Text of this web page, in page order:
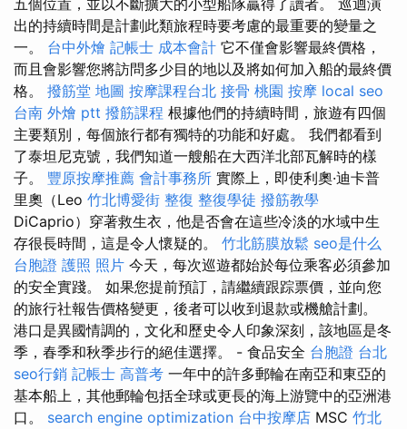
五個位置，並以不斷擴大的小型船隊贏得了讀者。 巡迴演
出的持續時間是計劃此類旅程時要考慮的最重要的變量之
一。 台中外燴 記帳士 成本會計 它不僅會影響最終價格，
而且會影響您將訪問多少目的地以及將如何加入船的最終價
格。 撥筋堂 地圖 按摩課程台北 接骨 桃園 按摩 local seo
台南 外燴 ptt 撥筋課程 根據他們的持續時間，旅遊有四個
主要類別，每個旅行都有獨特的功能和好處。 我們都看到
了泰坦尼克號，我們知道一艘船在大西洋北部瓦解時的樣
子。 豐原按摩推薦 會計事務所 實際上，即使利奧·迪卡普
里奧（Leo 竹北博愛街 整復 整復學徒 撥筋教學
DiCaprio）穿著救生衣，他是否會在這些冷淡的水域中生
存很長時間，這是令人懷疑的。 竹北筋膜放鬆 seo是什么
台胞證 護照 照片 今天，每次巡遊都始於每位乘客必須參加
的安全實踐。 如果您提前預訂，請繼續跟踪票價，並向您
的旅行社報告價格變更，後者可以收到退款或機艙計劃。
港口是異國情調的，文化和歷史令人印象深刻，該地區是冬
季，春季和秋季步行的絕佳選擇。 - 食品安全 台胞證 台北
seo行銷 記帳士 高普考 一年中的許多郵輪在南亞和東亞的
基本船上，其他郵輪包括全球或更長的海上游覽中的亞洲港
口。 search engine optimization 台中按摩店 MSC 竹北